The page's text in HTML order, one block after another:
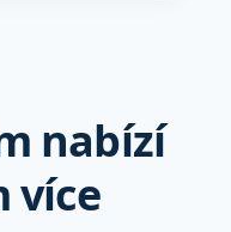
nabízí
více